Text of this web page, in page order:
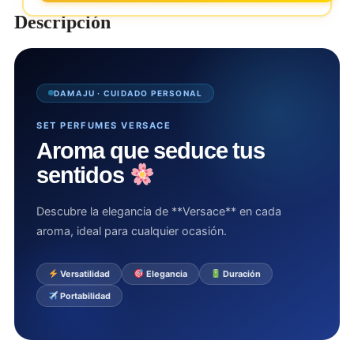
Descripción
DAMAJU · CUIDADO PERSONAL
SET PERFUMES VERSACE
Aroma que seduce tus
sentidos
Descubre la elegancia de **Versace** en cada
aroma, ideal para cualquier ocasión.
Versatilidad Elegancia
Duración
Portabilidad